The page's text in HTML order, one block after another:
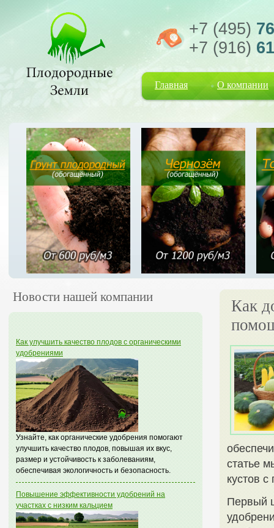
+7 (495)
+7 (916)
Главная О компании
Новости нашей компании
Как улучшить качество плодов с органическими
удобрениями
Узнайте, как органические удобрения помогают
улучшить качество плодов, повышая их вкус,
размер и устойчивость к заболеваниям,
обеспечивая экологичность и безопасность.
Повышение эффективности удобрений на
участках с низким кальцием
Как
статье
кустов
Первый